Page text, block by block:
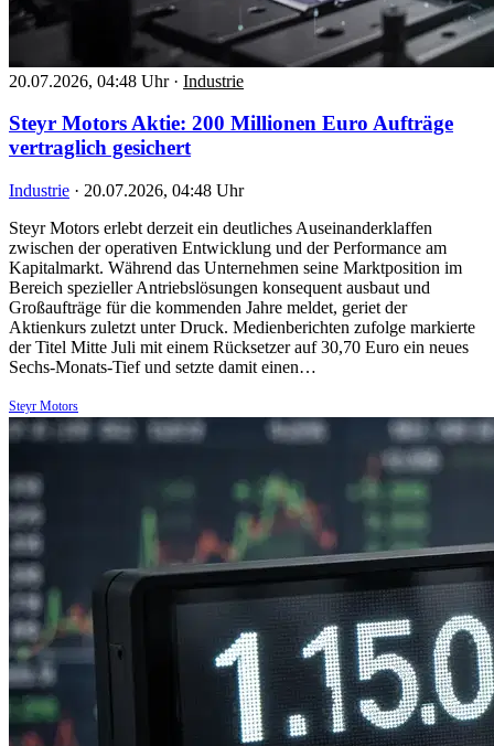
20.07.2026, 04:48 Uhr · Industrie
Steyr Motors Aktie: 200 Millionen Euro Aufträge
vertraglich gesichert
Industrie · 20.07.2026, 04:48 Uhr
Steyr Motors erlebt derzeit ein deutliches Auseinanderklaffen
zwischen der operativen Entwicklung und der Performance am
Kapitalmarkt. Während das Unternehmen seine Marktposition im
Bereich spezieller Antriebslösungen konsequent ausbaut und
Großaufträge für die kommenden Jahre meldet, geriet der
Aktienkurs zuletzt unter Druck. Medienberichten zufolge markierte
der Titel Mitte Juli mit einem Rücksetzer auf 30,70 Euro ein neues
Sechs-Monats-Tief und setzte damit einen…
Steyr Motors